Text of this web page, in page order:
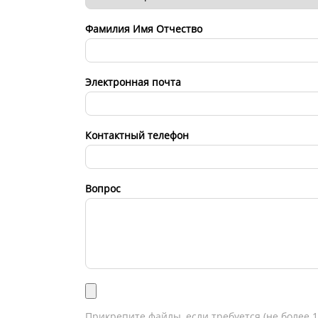
Фамилия Имя Отчество
Электронная почта
Контактный телефон
Вопрос